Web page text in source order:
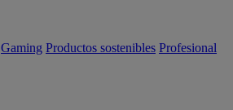
Gaming Productos sostenibles Profesional